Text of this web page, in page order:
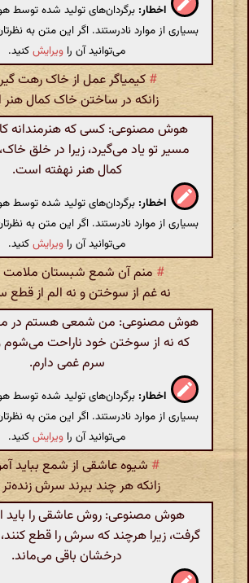
اخطار: برگردان‌های تولید شده
بسیاری از موارد نادرستند. اگر این متن به
می‌توانید آن را ویرایشکنید.
# کیمیاگر عمل از خاک رهت
زانکه در ساختن خاک کمال
هوش مصنوعی: کسی که هنرمندانه
مسیر تو یاد می‌گیرد، زیرا در خلق
کمال هنر نهفته است.
اخطار: برگردان‌های تولید شده
بسیاری از موارد نادرستند. اگر این متن به
می‌توانید آن را ویرایشکنید.
# منم آن شمع شبستان ملامت
نه غم از سوختن و نه الم از
هوش مصنوعی: من شمعی هستم در
که نه از سوختن خود ناراحت می‌شوم
سرم غمی دارم.
اخطار: برگردان‌های تولید شده
بسیاری از موارد نادرستند. اگر این متن به
می‌توانید آن را ویرایشکنید.
# شیوه عاشقی از شمع بباید
زانکه هر چند ببرند سرش
هوش مصنوعی: روش عاشقی را باید
گرفت، زیرا هرچند که سرش را قطع کنند،
درخشان باقی می‌ماند.